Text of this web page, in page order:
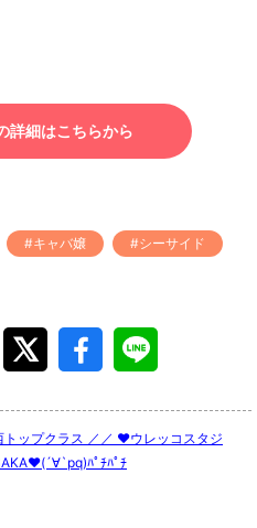
詳細はこちらから
#キャバ嬢 #シーサイド
トップクラス ／／ ♥ウレッコスタジ
ﾊﾟﾁﾊﾟﾁ